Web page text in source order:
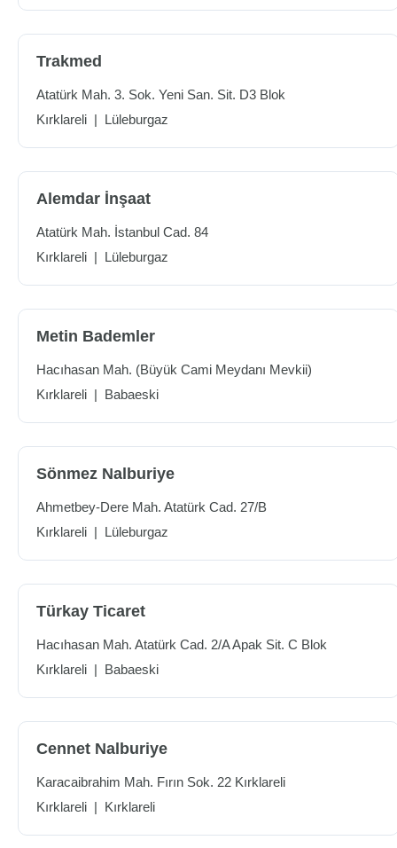
Trakmed
Atatürk Mah. 3. Sok. Yeni San. Sit. D3 Blok
Kırklareli | Lüleburgaz
Alemdar İnşaat
Atatürk Mah. İstanbul Cad. 84
Kırklareli | Lüleburgaz
Metin Bademler
Hacıhasan Mah. (Büyük Cami Meydanı Mevkii)
Kırklareli | Babaeski
Sönmez Nalburiye
Ahmetbey-Dere Mah. Atatürk Cad. 27/B
Kırklareli | Lüleburgaz
Türkay Ticaret
Hacıhasan Mah. Atatürk Cad. 2/A Apak Sit. C Blok
Kırklareli | Babaeski
Cennet Nalburiye
Karacaibrahim Mah. Fırın Sok. 22 Kırklareli
Kırklareli | Kırklareli